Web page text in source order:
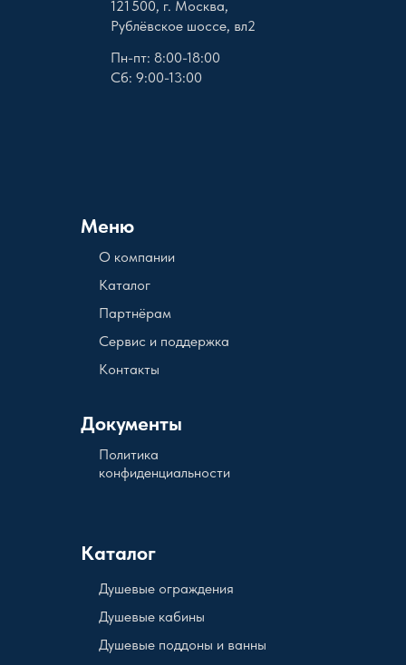
Меню
121 500, г. Москва,
Рублёвское шоссе, вл2
О компании
Документы
Пн-пт: 8:00-18:00
Сб: 9:00-13:00
Каталог
Политика
конфиденциальности
Партнёрам
Сервис и поддержка
Контакты
Каталог
Душевые кабины
Душевые поддоны и ванны
Душевые ограждения